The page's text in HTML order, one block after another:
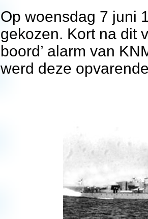
Op woensdag 7 juni
gekozen. Kort na dit
boord’ alarm van
werd deze